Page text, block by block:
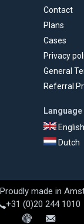
Contact
Plans
Cases
Privacy
General
Referral
Language
English
Dutch
made in
+31 (0)20 244 1010